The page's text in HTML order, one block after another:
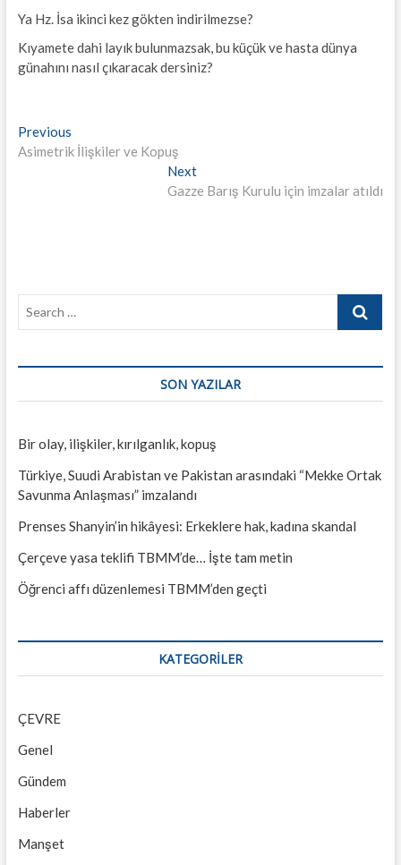
Ya Hz. İsa ikinci kez gökten indirilmezse?
Kıyamete dahi layık bulunmazsak, bu küçük ve hasta dünya
günahını nasıl çıkaracak dersiniz?
Yazı
gezinmesi
PreviousPrevious
post:
Asimetrik İlişkiler ve Kopuş
NextNext
post:
Gazze Barış Kurulu için imzalar atıldı
Search
SON YAZILAR
Bir olay, ilişkiler, kırılganlık, kopuş
Türkiye, Suudi Arabistan ve Pakistan arasındaki “Mekke Ortak
Savunma Anlaşması” imzalandı
Prenses Shanyin’in hikâyesi: Erkeklere hak, kadına skandal
Çerçeve yasa teklifi TBMM’de… İşte tam metin
Öğrenci affı düzenlemesi TBMM’den geçti
KATEGORILER
ÇEVRE
Genel
Gündem
Haberler
Manşet